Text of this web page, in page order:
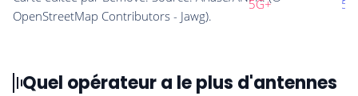
Quel opérateur a le plus d'antennes